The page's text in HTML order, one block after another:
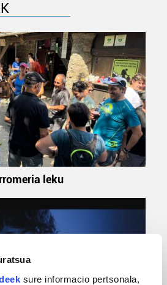
sure informacio pertsonala,
leku